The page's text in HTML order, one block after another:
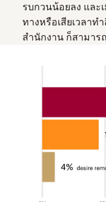
รบกวนน้อยลง และ
ทางหรือเสียเวลาท
สำนักงาน ก็สามาร